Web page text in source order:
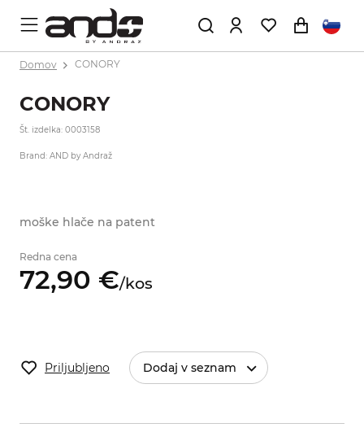
Domov CONORY
CONORY
Št. izdelka: 0003158
Brand: AND by Andraž
moške hlače na patent
Redna cena
72,90 €/kos
Priljubljeno Dodaj v seznam